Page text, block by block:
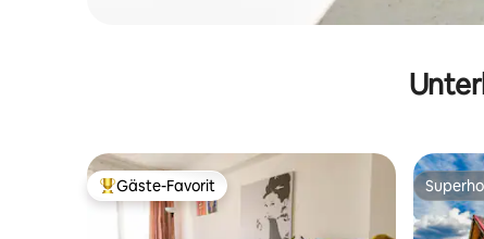
Beliebter Gäste-Favorit.
Gäste-Favorit